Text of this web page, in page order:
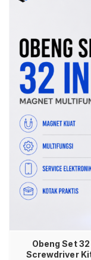
Obeng Set
Screwdriver